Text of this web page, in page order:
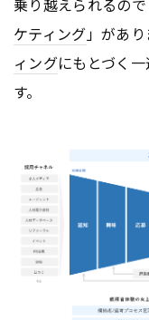
乗り越えられるの
ケティング」があ
ィングにもとづく
す。